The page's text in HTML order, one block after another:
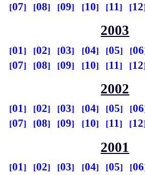
07
08 09 10 11 12
2003
01 02 03 04 05
06
07
08 09 10 11 12
2002
01 02 03 04 05
06
07
08 09 10 11 12
2001
01 02 03 04 05 06